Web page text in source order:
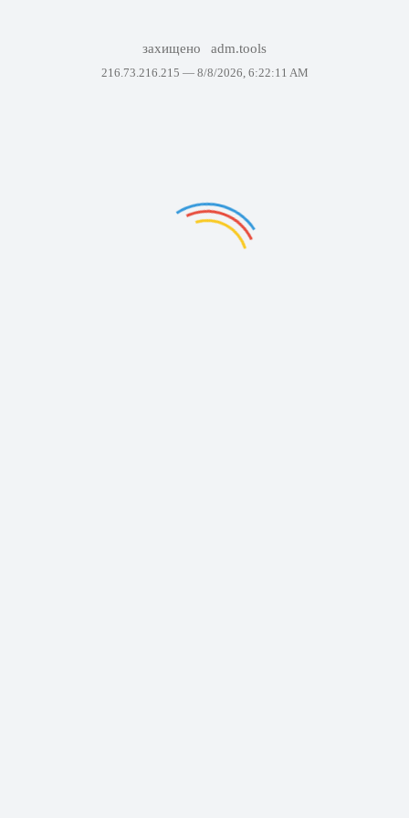
захищено adm.tools
216.73.216.215 — 8/8/2026, 6:22:11 AM